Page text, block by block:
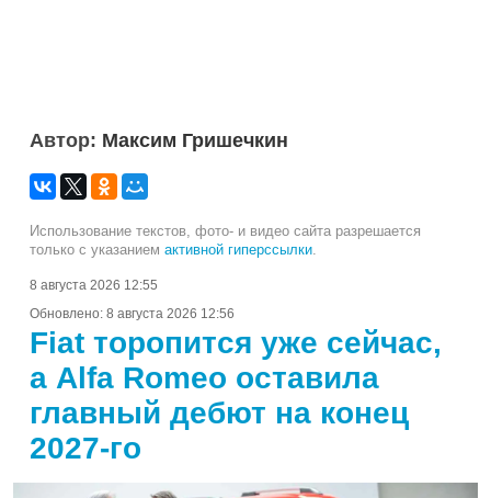
Автор: Максим Гришечкин
Использование текстов, фото- и видео сайта разрешается
только с указанием активной гиперссылки
8 августа 2026 12:55
Обновлено: 8 августа 2026 12:56
Fiat торопится уже сейчас,
а Alfa Romeo оставила
главный дебют на конец
2027-го